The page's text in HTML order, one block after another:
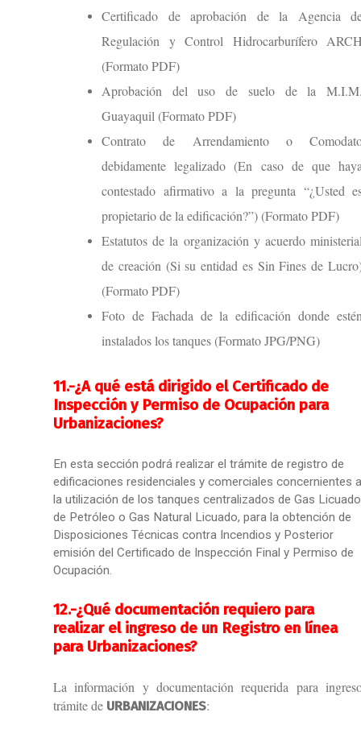
Certificado de aprobación de la Agencia
Regulación y Control Hidrocarburífero
(Formato PDF)
Aprobación del uso de suelo de la
Guayaquil (Formato PDF)
Contrato de Arrendamiento o
debidamente legalizado (En caso de que
contestado afirmativo a la pregunta “¿Usted
propietario de la edificación?”) (Formato PDF)
Estatutos de la organización y acuerdo
de creación (Si su entidad es Sin Fines de
(Formato PDF)
Foto de Fachada de la edificación donde
instalados los tanques (Formato JPG/PNG)
11.-¿A qué está dirigido el Certificado de
Inspección y Permiso de Ocupación para
Urbanizaciones?
En esta sección podrá realizar el trámite de registro de
edificaciones residenciales y comerciales concernientes a
la utilización de los tanques centralizados de Gas Licuado
de Petróleo o Gas Natural Licuado, para la obtención de
Disposiciones Técnicas contra Incendios y Posterior
emisión del Certificado de Inspección Final y Permiso de
Ocupación.
12.-¿Qué documentación requiero para
realizar el ingreso de un Registro en línea
para Urbanizaciones?
La información y documentación requerida para
trámite de URBANIZACIONES: